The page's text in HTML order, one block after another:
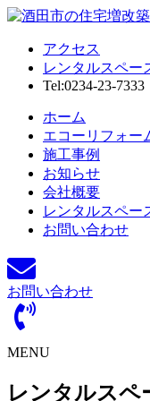
アクセス
レンタルスペー
Tel:0234-23-7333
ホーム
エコーリフォー
施工事例
お知らせ
会社概要
レンタルスペー
お問い合わせ
お問い合わせ
MENU
レンタルスペ